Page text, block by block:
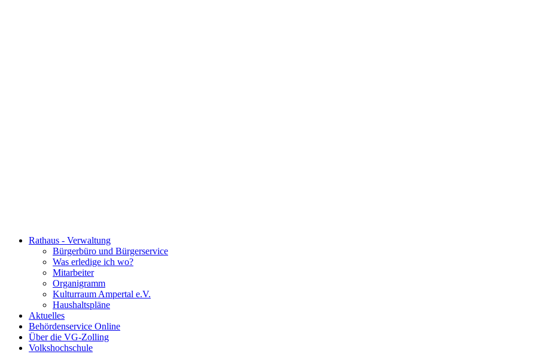
Rathaus - Verwaltung
Bürgerbüro und Bürgerservice
Was erledige ich wo?
Mitarbeiter
Organigramm
Kulturraum Ampertal e.V.
Haushaltspläne
Aktuelles
Behördenservice Online
Über die VG-Zolling
Volkshochschule